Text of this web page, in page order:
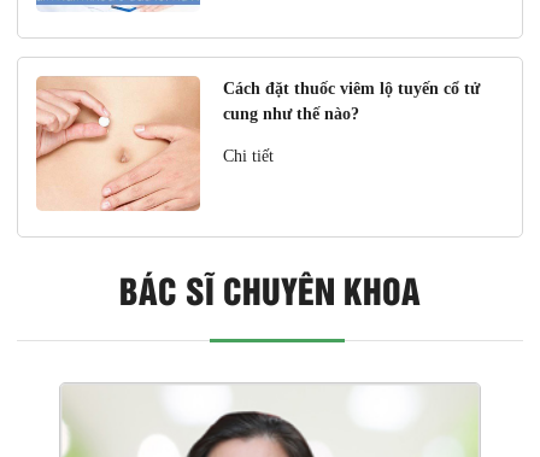
Cách đặt thuốc viêm lộ tuyến cổ tử
cung như thế nào?
Chi tiết
BÁC SĨ CHUYÊN KHOA